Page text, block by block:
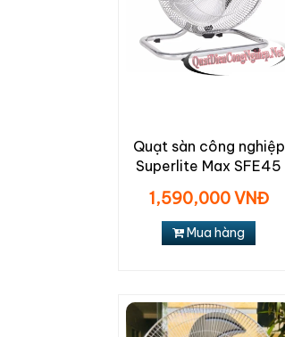
Quạt sàn công nghiệp
Superlite Max SFE45
1,590,000 VNĐ
Mua hàng